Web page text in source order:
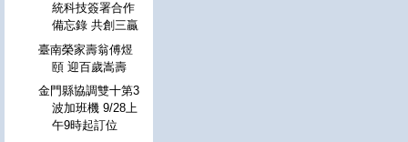
統科技簽署合作
備忘錄 共創三贏
臺南榮家壽翁傅煜
頤 迎百歲嵩壽
金門縣協調雙十第3
波加班機 9/28上
午9時起訂位